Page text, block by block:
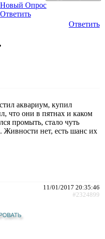
Новый Опрос
Ответить
Ответить
аквариум, купил
что они в пятнах и каком
промыть, стало чуть
Живности нет, есть шанс их
11/01/2017 20:35:46
#2324899